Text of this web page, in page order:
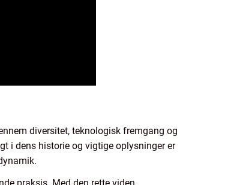
diversitet, teknologisk fremgang og
i dens historie og vigtige oplysninger er